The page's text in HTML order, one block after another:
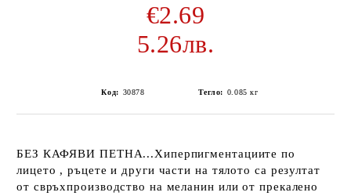
€2.69
5.26лв.
Код: 30878 Тегло: 0.085 кг
БЕЗ КАФЯВИ ПЕТНА...Хиперпигментациите по
лицето , ръцете и други части на тялото са резултат
от свръхпроизводство на меланин или от прекалено